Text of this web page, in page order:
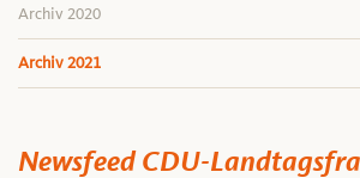
Archiv 2020
Archiv 2021
Newsfeed CDU-